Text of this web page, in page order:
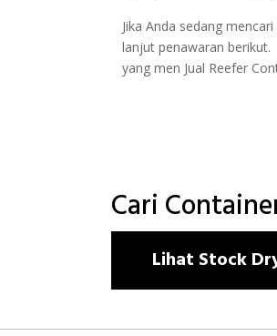
Jika Anda sedang
lanjut penawaran berikut.
yang men Jual Reefer
Cari
Lihat Stock